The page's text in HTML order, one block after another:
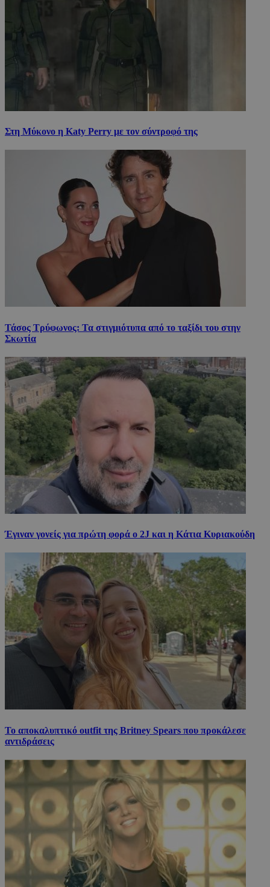
Στη Μύκονο η Katy Perry με τον σύντροφό της
Τάσος Τρύφωνος: Τα στιγμιότυπα από το ταξίδι του στην
Σκωτία
Έγιναν γονείς για πρώτη φορά ο 2J και η Κάτια Κυριακούδη
Το αποκαλυπτικό outfit της Britney Spears που προκάλεσε
αντιδράσεις